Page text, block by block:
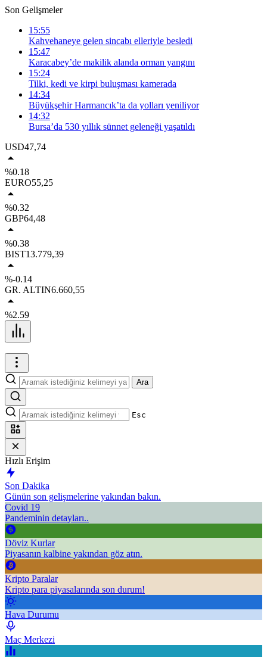
Son Gelişmeler
15:55
Kahvehaneye gelen sincabı elleriyle besledi
15:47
Karacabey’de makilik alanda orman yangını
15:24
Tilki, kedi ve kirpi buluşması kamerada
14:34
Büyükşehir Harmancık’ta da yolları yeniliyor
14:32
Bursa’da 530 yıllık sünnet geleneği yaşatıldı
USD47,74
%0.18
EURO55,25
%0.32
GBP64,48
%0.38
BIST13.779,39
%-0.14
GR. ALTIN6.660,55
%2.59
Ara
Esc
Hızlı Erişim
Son Dakika
Günün son gelişmelerine yakından bakın.
Covid 19
Pandeminin detayları..
Döviz Kurlar
Piyasanın kalbine yakından göz atın.
Kripto Paralar
Kripto para piyasalarında son durum!
Hava Durumu
Maç Merkezi